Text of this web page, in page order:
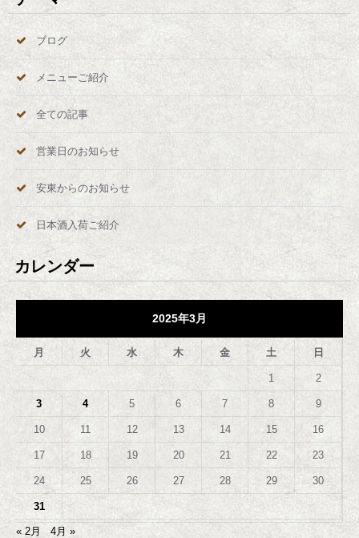
ブログ
メニューご紹介
全ての記事
営業日のお知らせ
安東からのお知らせ
日本酒入荷ご紹介
カレンダー
2025年3月
月 火 水 木 金 土 日
1 2
3 4 5 6 7 8 9
10 11 12 13 14 15 16
17 18 19 20 21 22 23
24 25 26 27 28 29 30
31
« 2月 4月 »